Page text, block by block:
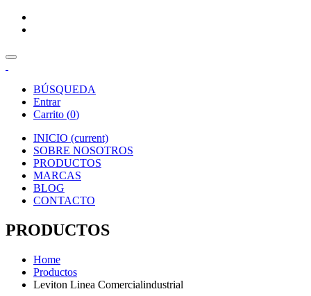
BÚSQUEDA
Entrar
Carrito (0)
INICIO (current)
SOBRE NOSOTROS
PRODUCTOS
MARCAS
BLOG
CONTACTO
PRODUCTOS
Home
Productos
Leviton Linea Comercialindustrial